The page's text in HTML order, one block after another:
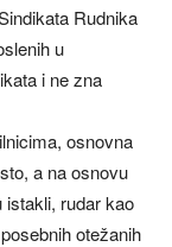
Rudnika
u
i ne zna
osnovna
a na osnovu
istakli, rudar kao
otežanih